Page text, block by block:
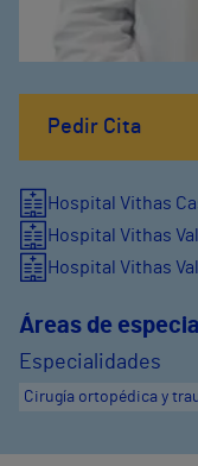
Pedir Cita
Hospital Vithas
Hospital Vithas
Hospital Vithas
Áreas de
Especialidades
Cirugía ortopédica y